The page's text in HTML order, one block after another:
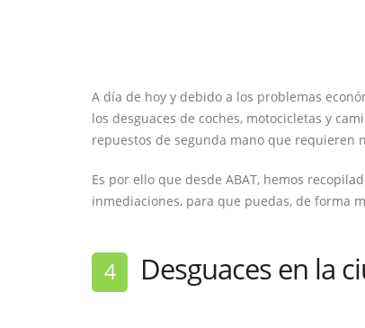
A día de hoy y debido a los problemas
los desguaces de coches, motocicletas y
repuestos de segunda mano que requieren
Es por ello que desde ABAT, hemos
inmediaciones, para que puedas, de forma
4 Desguaces en la